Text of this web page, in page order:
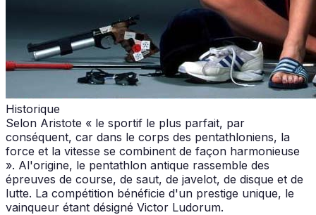
Historique
Selon Aristote « le sportif le plus parfait, par
conséquent, car dans le corps des pentathloniens, la
force et la vitesse se combinent de façon harmonieuse
». Al'origine, le pentathlon antique rassemble des
épreuves de course, de saut, de javelot, de disque et de
lutte. La compétition bénéficie d'un prestige unique, le
vainqueur étant désigné Victor Ludorum.